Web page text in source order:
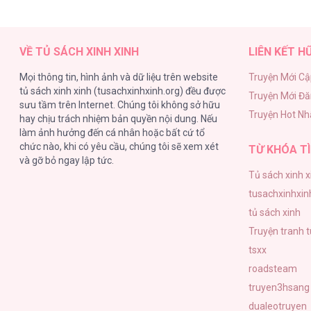
Nếu Không Vâng Lời Công Tước [...] –
Nếu Không Vâng Lời Công Tước [...] –
VỀ TỦ SÁCH XINH XINH
Mọi thông tin, hình ảnh và dữ liệu trên website
tủ sách xinh xinh (tusachxinhxinh.org) đều được
sưu tầm trên Internet. Chúng tôi không sở hữu
hay chịu trách nhiệm bản quyền nội dung. Nếu
làm ảnh hưởng đến cá nhân hoặc bất cứ tổ
chức nào, khi có yêu cầu, chúng tôi sẽ xem xét
và gỡ bỏ ngay lập tức.
LIÊN KẾT
Truyện Mới
Truyện Mới
Truyện Hot
TỪ KHÓA
Tủ sách xinh
tủ sách xinh
Truyện tranh
tsxx
roadsteam
truyen3hsang
dualeotruyen